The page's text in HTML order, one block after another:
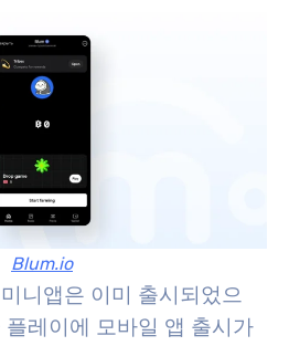
Blum.io
니앱은 이미 출시되었으
레이에 모바일 앱 출시가